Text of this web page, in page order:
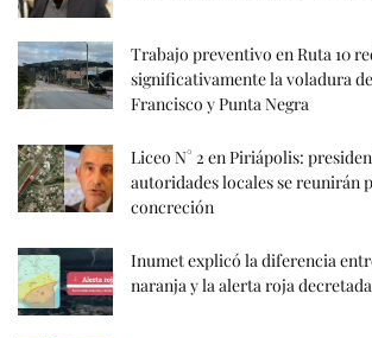
Trabajo preventivo en Ruta 10
significativamente la voladura
Francisco y Punta Negra
Liceo N° 2 en Piriápolis:
autoridades locales se reunirán
concreción
Inumet explicó la diferencia
naranja y la alerta roja